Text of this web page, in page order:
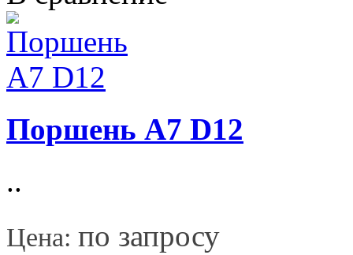
Поршень A7 D12
..
Цена: по запросу